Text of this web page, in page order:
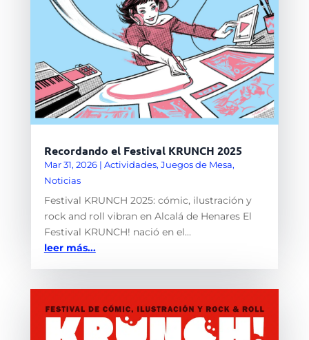
Recordando el Festival KRUNCH 2025
Mar 31, 2026| Actividades, Juegos de Mesa,
Noticias
Festival KRUNCH 2025: cómic, ilustración y
rock and roll vibran en Alcalá de Henares El
Festival KRUNCH! nació en el...
leer más...